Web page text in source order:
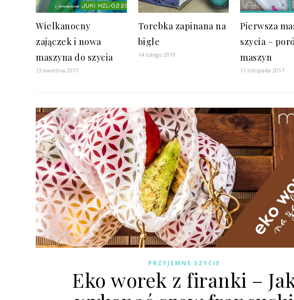
Wielkanocny
zajączek i nowa
maszyna do szycia
13 kwietnia 2017
Torebka zapinana na
bigle
14 lutego 2019
Pierwsza
szycia –
maszyn
11 listopada 2017
PRZYJEMNE SZYCIE
Eko worek z firanki –